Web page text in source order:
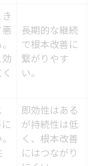
長期的な継続
で根本改善に
繋がりやす
い。
即効性はある
が持続性は低
く、根本改善
にはつながり